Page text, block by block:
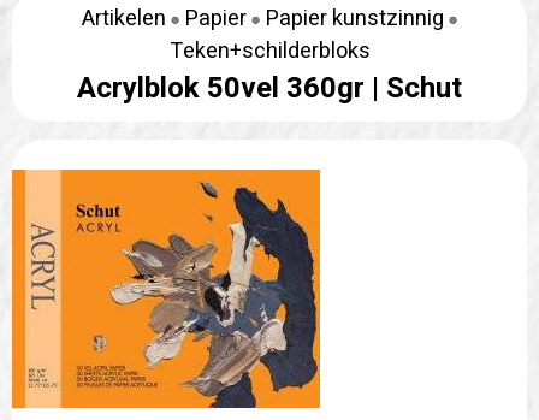
Artikelen Papier
Papier kunstzinnig
Teken+schilderbloks
Acrylblok 50vel 360gr | Schut